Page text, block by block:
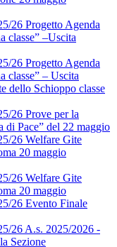
26 Progetto Agenda
classe” –Uscita
26 Progetto Agenda
classe” – Uscita
dello Schioppo classe
26 Prove per la
di Pace” del 22 maggio
26 Welfare Gite
20 maggio
26 Welfare Gite
20 maggio
26 Evento Finale
26 A.s. 2025/2026 -
Sezione